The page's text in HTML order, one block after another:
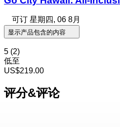
可订 星期四, 06 8月
显示产品包含的内容
5 (2)
低至
US$219.00
评分&评论